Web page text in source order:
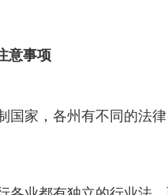
意事项
国家，各州有不同的法